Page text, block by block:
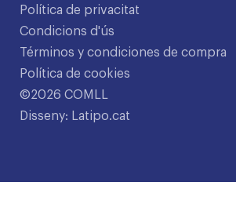
Política de privacitat
Condicions d'ús
Términos y condiciones de compra
Política de cookies
©2026 COMLL
Disseny: Latipo.cat